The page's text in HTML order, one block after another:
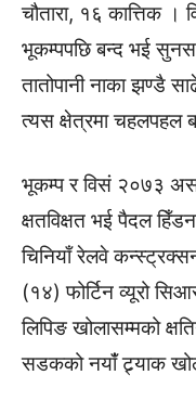
चौतारा, १६ कात्तिक ।
भूकम्पपछि बन्द भई
तातोपानी नाका झण्डै
त्यस क्षेत्रमा चहलपहल
भूकम्प र विसं २०७३
क्षतविक्षत भई पैदल
चिनियाँ रेलवे
(१४) फोर्टिन व्यूरो
लिपिङ खोलासम्मको
सडकको नयांँ ट्र्याक